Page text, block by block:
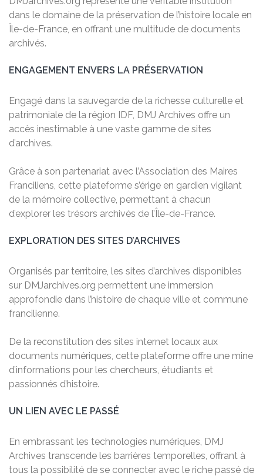
dans le domaine de la préservation de l’histoire locale en
Île-de-France, en offrant une multitude de documents
archivés.
ENGAGEMENT ENVERS LA PRÉSERVATION
Engagé dans la sauvegarde de la richesse culturelle et
patrimoniale de la région IDF, DMJ Archives offre un
accès inestimable à une vaste gamme de sites
d’archives.
Grâce à son partenariat avec l’Association des Maires
Franciliens, cette plateforme s’érige en gardien vigilant
de la mémoire collective, permettant à chacun
d’explorer les trésors archivés de l’Île-de-France.
EXPLORATION DES SITES D’ARCHIVES
Organisés par territoire, les sites d’archives disponibles
sur DMJarchives.org permettent une immersion
approfondie dans l’histoire de chaque ville et commune
francilienne.
De la reconstitution des sites internet locaux aux
documents numériques, cette plateforme offre une mine
d’informations pour les chercheurs, étudiants et
passionnés d’histoire.
UN LIEN AVEC LE PASSÉ
En embrassant les technologies numériques, DMJ
Archives transcende les barrières temporelles, offrant à
tous la possibilité de se connecter avec le riche passé de